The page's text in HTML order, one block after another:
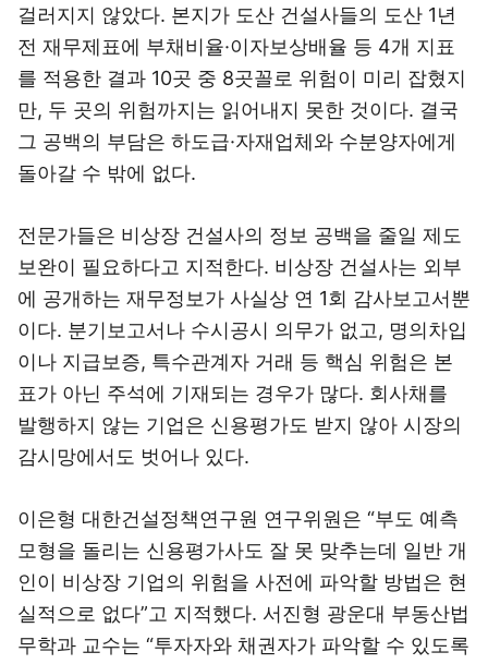
걸러지지 않았다. 본지가 도산 건설사들의 도산 1년
전 재무제표에 부채비율·이자보상배율 등 4개 지표
를 적용한 결과 10곳 중 8곳꼴로 위험이 미리 잡혔지
만, 두 곳의 위험까지는 읽어내지 못한 것이다. 결국
그 공백의 부담은 하도급·자재업체와 수분양자에게
돌아갈 수 밖에 없다.
전문가들은 비상장 건설사의 정보 공백을 줄일 제도
보완이 필요하다고 지적한다. 비상장 건설사는 외부
에 공개하는 재무정보가 사실상 연 1회 감사보고서뿐
이다. 분기보고서나 수시공시 의무가 없고, 명의차입
이나 지급보증, 특수관계자 거래 등 핵심 위험은 본
표가 아닌 주석에 기재되는 경우가 많다. 회사채를
발행하지 않는 기업은 신용평가도 받지 않아 시장의
감시망에서도 벗어나 있다.
이은형 대한건설정책연구원 연구위원은 “부도 예측
모형을 돌리는 신용평가사도 잘 못 맞추는데 일반 개
인이 비상장 기업의 위험을 사전에 파악할 방법은 현
실적으로 없다”고 지적했다. 서진형 광운대 부동산법
무학과 교수는 “투자자와 채권자가 파악할 수 있도록